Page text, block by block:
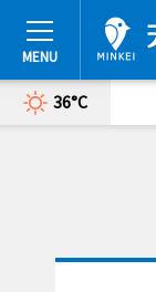
36°C